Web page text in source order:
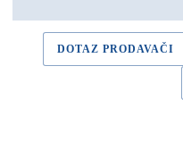
DOTAZ PRODAVAČI